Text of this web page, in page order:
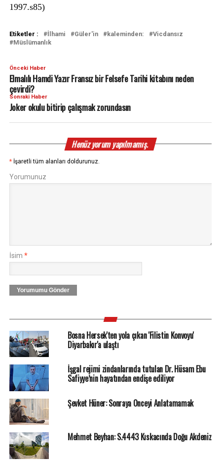
1997.s85)
Etiketler : İlhami Güler'in kaleminden:
Vicdansız
Müslümanlık
Önceki Haber
Elmalılı Hamdi Yazır Fransız bir Felsefe Tarihi kitabını neden
çevirdi?
Sonraki Haber
Joker okulu bitirip çalışmak zorundasın
Henüz yorum yapılmamış.
* İşaretli tüm alanları doldurunuz.
Yorumunuz
İsim *
Yorumumu Gönder
Bosna Hersek'ten yola çıkan 'Filistin Konvoyu'
Diyarbakır'a ulaştı
İşgal rejimi zindanlarında tutulan Dr. Hüsam Ebu
Safiyye’nin hayatından endişe ediliyor
Şevket Hüner: Sonraya Önceyi Anlatamamak
Mehmet Beyhan: S.4443 Kıskacında Doğu Akdeniz